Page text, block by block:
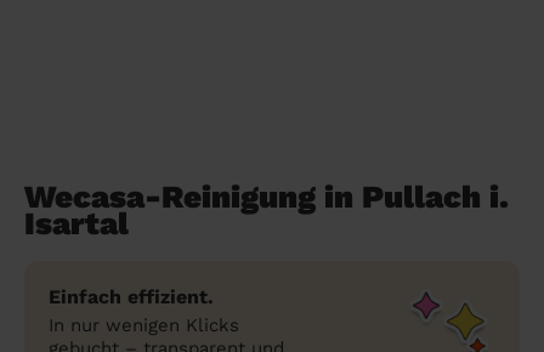
Wecasa-Reinigung in Pullach i.
Isartal
Einfach effizient.
In nur wenigen Klicks